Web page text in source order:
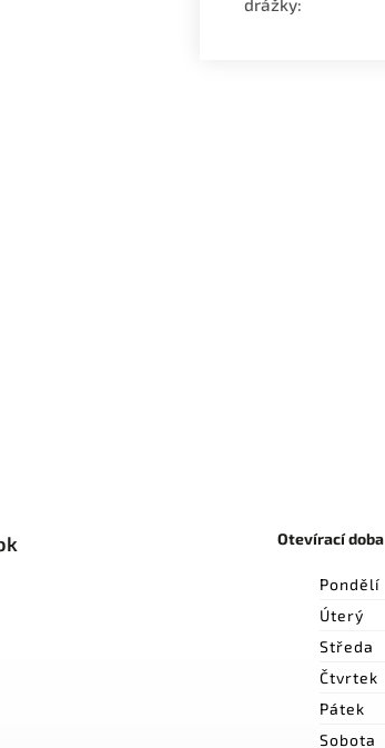
Otevírací doba
Pondělí
Úterý
Středa
Čtvrtek
Pátek
Sobota